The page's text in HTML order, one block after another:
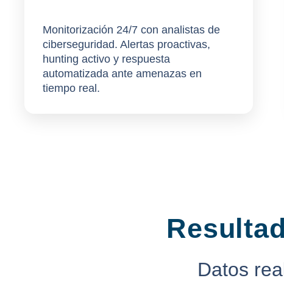
Monitorización 24/7 con analistas de
ciberseguridad. Alertas proactivas,
hunting activo y respuesta
automatizada ante amenazas en
tiempo real.
Datos